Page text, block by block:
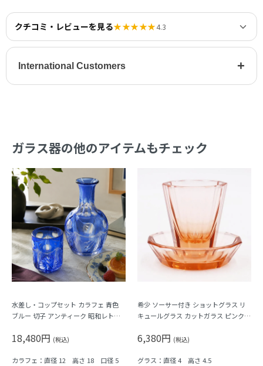
クチコミ・レビューを見る★★★★★4.3
International Customers +
ガラス器の他のアイテムもチェック
水差し・コップセット カラフェ 青色
ブルー 切子 アンティーク 昭和レトロ
18,480円 (税込)
カラフェ：直径 12 高さ 18 口径 5
希少 ソーサー付き ショットグラス リ
キュールグラス カットガラス ピンク色
製 おしゃれ チェック 幾何学模様
6,380円 (税込)
グラス：直径 4 高さ 4.5